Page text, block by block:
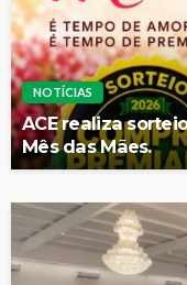
NOTÍCIAS
ACE realiza
Mês das Mães.